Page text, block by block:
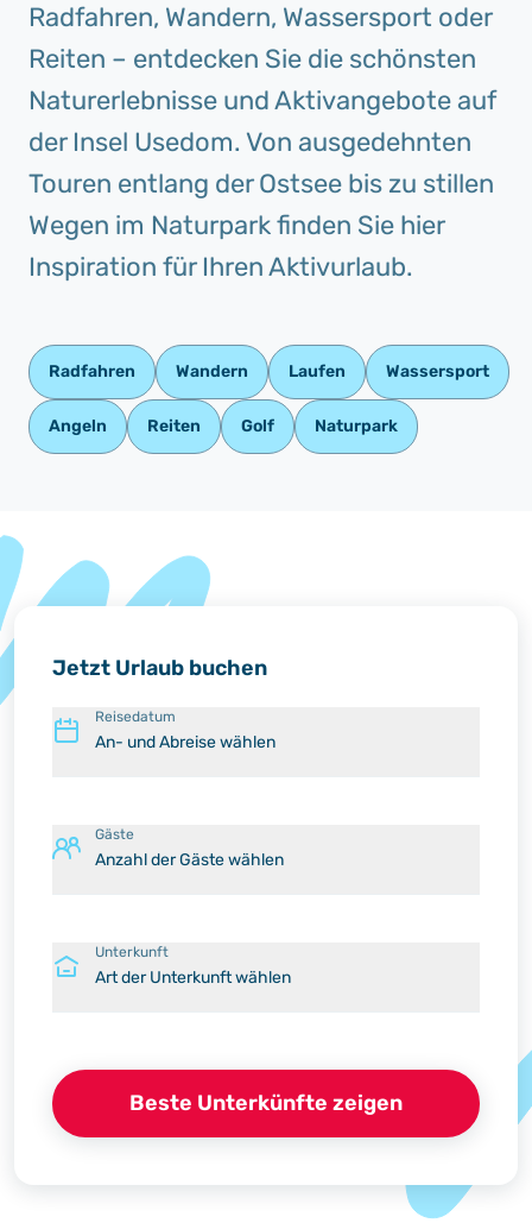
Radfahren, Wandern, Wassersport oder
Reiten – entdecken Sie die schönsten
Naturerlebnisse und Aktivangebote auf
der Insel Usedom. Von ausgedehnten
Touren entlang der Ostsee bis zu stillen
Wegen im Naturpark finden Sie hier
Inspiration für Ihren Aktivurlaub.
Radfahren Wandern Laufen Wassersport
Angeln Reiten Golf Naturpark
Jetzt Urlaub buchen
Reisedatum
An- und Abreise wählen
Gäste
Anzahl der Gäste wählen
Unterkunft
Art der Unterkunft wählen
Beste Unterkünfte zeigen